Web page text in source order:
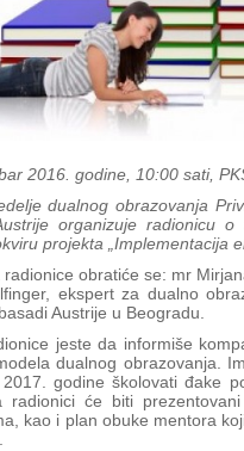
2016. godine, 10:00 sati,
dualnog obrazovanja
organizuje radionicu
projekta „Implementacija
radionice obratiće se: mr
ekspert za dualno
Austrije u Beogradu.
jeste da informiše
dualnog obrazovanja.
godine školovati đake
radionici će biti
kao i plan obuke mentora